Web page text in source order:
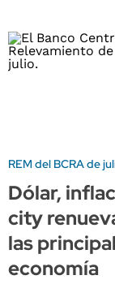
REM del BCRA de
Dólar,
city
las
economía